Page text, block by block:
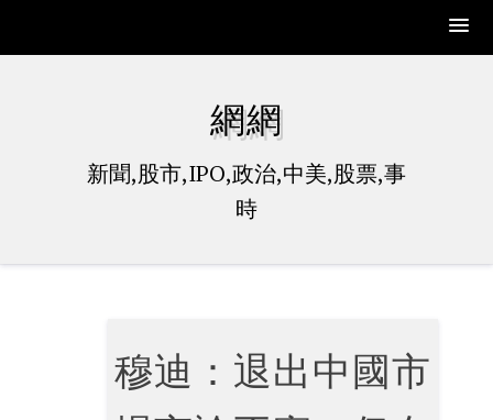
網網
新聞,股市,IPO,政治,中美,股票,事
時
穆迪：退出中國市